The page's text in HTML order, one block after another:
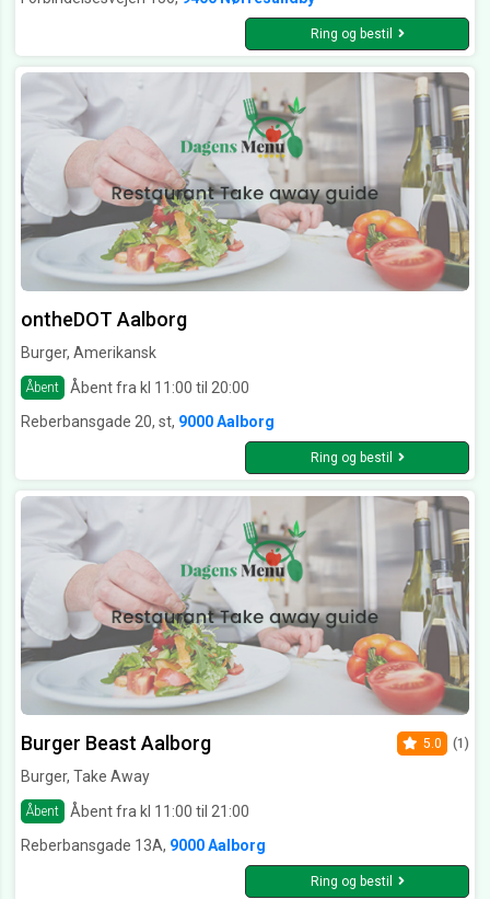
Ring og bestil
ontheDOT Aalborg
Burger, Amerikansk
Åbent
Åbent fra kl 11:00 til 20:00
Reberbansgade 20, st, 9000 Aalborg
Ring og bestil
Burger Beast Aalborg
Burger, Take Away
Åbent Åbent fra kl 11:00 til 21:00
5.0 (1)
Reberbansgade 13A, 9000 Aalborg
Ring og bestil